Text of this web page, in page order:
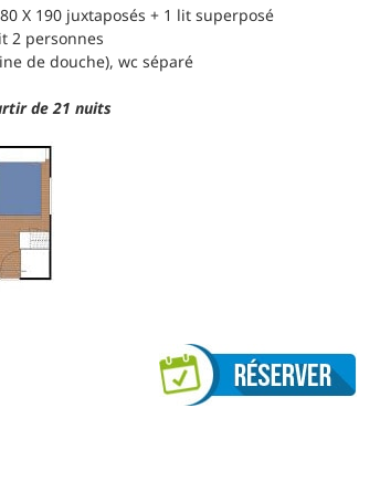
X 190 juxtaposés + 1 lit superposé
2 personnes
de douche), wc séparé
de 21 nuits